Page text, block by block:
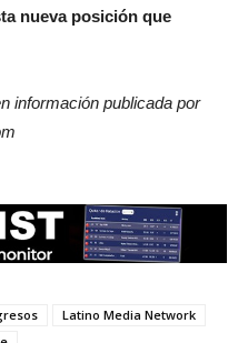
nueva posición que
información publicada por
Latino Media Network